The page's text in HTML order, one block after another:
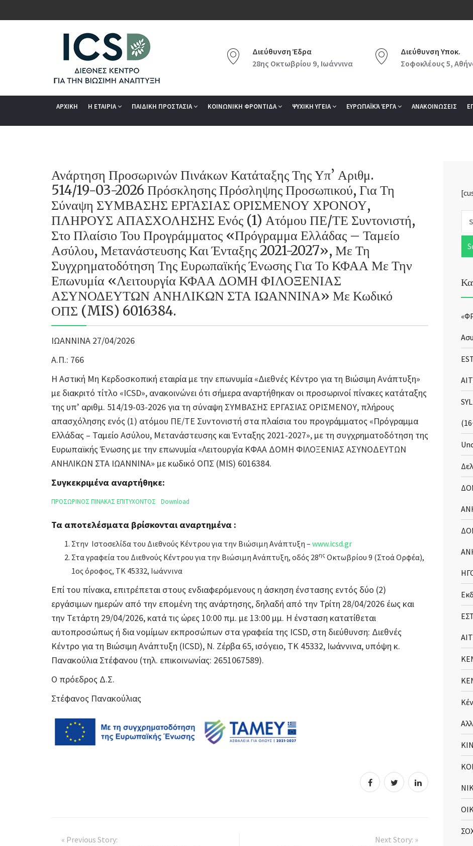
Διεύθυνση Έδρα
28ης Οκτωβρίου 9, Ιωάννινα
Διεύθυνση Υποκ.
Σοφοκλέους 5,
ΑΡΧΙΚΗ Η ΕΤΑΙΡΙΑ ΠΑΙΔΙΚΗ ΠΡΟΣΤΑΣΙΑ ΚΟΙΝΩΝΙΚΗ ΦΡΟΝΤΙΔΑ ΨΥΧΙΚΗ ΥΓΕΙΑ ΕΥΡΩΠΑΪΚΆ ΈΡΓΑ ΑΝΑΚΟΙΝΩΣΕΙΣ
Ανάρτηση Προσωρινών Πινάκων Κατάταξης Της Υπ’ Αριθμ.
514/19-03-2026 Πρόσκλησης Πρόσληψης Προσωπικού, Για Τη
Σύναψη ΣΥΜΒΑΣΗΣ ΕΡΓΑΣΙΑΣ ΟΡΙΣΜΕΝΟΥ ΧΡΟΝΟΥ,
ΠΛΗΡΟΥΣ ΑΠΑΣΧΟΛΗΣΗΣ Ενός (1) Ατόμου ΠΕ/ΤΕ Συντονιστή,
Στο Πλαίσιο Του Προγράμματος «Πρόγραμμα Ελλάδας – Ταμείο
Ασύλου, Μετανάστευσης Και Ένταξης 2021-2027», Με Τη
Συγχρηματοδότηση Της Ευρωπαϊκής Ένωσης Για Το ΚΦΑΑ Με Την
Επωνυμία «Λειτουργία ΚΦΑΑ ΔΟΜΗ ΦΙΛΟΞΕΝΙΑΣ
ΑΣΥΝΟΔΕΥΤΩΝ ΑΝΗΛΙΚΩΝ ΣΤΑ ΙΩΑΝΝΙΝΑ» Με Κωδικό
ΟΠΣ (MIS) 6016384.
ΙΩΑΝΝΙΝΑ 27/04/2026
Α.Π.: 766
Η Αστική Μη Κερδοσκοπική εταιρία με την επωνυμία «Διεθνές Κέντρο για τη Βιώσιμη Ανάπτυξη»
με διακριτό τίτλο «ICSD», ανακοινώνει ότι σήμερα αναρτήθηκαν οι προσωρινοί πίνακες κατάταξης
της υπ’ αριθμ. 514/19-03-2026 για τη σύναψη ΣΥΜΒΑΣΗΣ ΕΡΓΑΣΙΑΣ ΟΡΙΣΜΕΝΟΥ, πλήρους
απασχόλησης ενός (1) ατόμου ΠΕ/ΤΕ Συντονιστή στα πλαίσια του προγράμματος «Πρόγραμμα
Ελλάδας – Ταμείο Ασύλου, Μετανάστευσης και Ένταξης 2021-2027», με τη συγχρηματοδότηση της
Ευρωπαϊκής Ένωσης με την επωνυμία «Λειτουργία ΚΦΑΑ ΔΟΜΗ ΦΙΛΟΞΕΝΙΑΣ ΑΣΥΝΟΔΕΥΤΩΝ
ΑΝΗΛΙΚΩΝ ΣΤΑ ΙΩΑΝΝΙΝΑ» με κωδικό ΟΠΣ (MIS) 6016384.
Συγκεκριμένα αναρτήθηκε:
ΠΡΟΣΩΡΙΝΟΣ ΠΙΝΑΚΑΣ ΕΠΙΤΥΧΟΝΤΟΣ Download
Τα αποτελέσματα βρίσκονται αναρτημένα :
Στην Ιστοσελίδα του Διεθνούς Κέντρου για την Βιώσιμη Ανάπτυξη – www.icsd.gr
Στα γραφεία του Διεθνούς Κέντρου για την Βιώσιμη Ανάπτυξη, οδός 28ης Οκτωβρίου 9 (Στοά Ορφέα),
1ος όροφος, ΤΚ 45332, Ιωάννινα
Επί του πίνακα, επιτρέπεται στους ενδιαφερόμενους η άσκηση ένστασης εντός δύο (2)
εργάσιμων ημερών από την επομένη της ανάρτησης, δηλαδή από την Τρίτη 28/04/2026 έως και
την Τετάρτη 29/04/2026, κατά τις ώρες 10:00 πμ. με 13:00 μμ. Η ένσταση κατατίθεται
αυτοπροσώπως ή δια νομίμων εκπροσώπων στα γραφεία της ICSD, στη διεύθυνση: Διεθνές
Κέντρο για τη Βιώσιμη Ανάπτυξη (ICSD), Ν. Ζέρβα 65, ισόγειο, ΤΚ 45332, Ιωάννινα, υπόψη κ.
Πανακούλια Στέφανου (τηλ. επικοινωνίας: 2651067589).
Ο πρόεδρος Δ.Σ.
Στέφανος Πανακούλιας
« Previous Story:
Next Story: »